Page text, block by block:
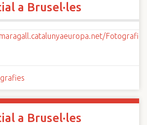
a Brusel·les
a Brusel·les